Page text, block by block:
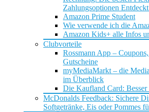
Zahlungsoptionen
Amazon Prime Student
Wie verwende ich die
Amazon Kids+ alle Infos
Clubvorteile
Rossmann App –
Gutscheine
myMediaMarkt – die
im Überblick
Die Kaufland Card: Besser
McDonalds Feedback: Sichere
Softgetränke, Eis oder Pommes